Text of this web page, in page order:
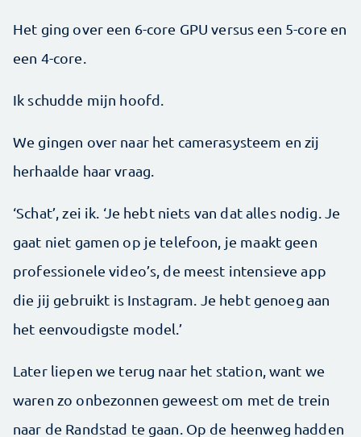
Het ging over een 6-core GPU versus een 5-core en
een 4-core.
Ik schudde mijn hoofd.
We gingen over naar het camerasysteem en zij
herhaalde haar vraag.
‘Schat’, zei ik. ‘Je hebt niets van dat alles nodig. Je
gaat niet gamen op je telefoon, je maakt geen
professionele video’s, de meest intensieve app
die jij gebruikt is Instagram. Je hebt genoeg aan
het eenvoudigste model.’
Later liepen we terug naar het station, want we
waren zo onbezonnen geweest om met de trein
naar de Randstad te gaan. Op de heenweg hadden